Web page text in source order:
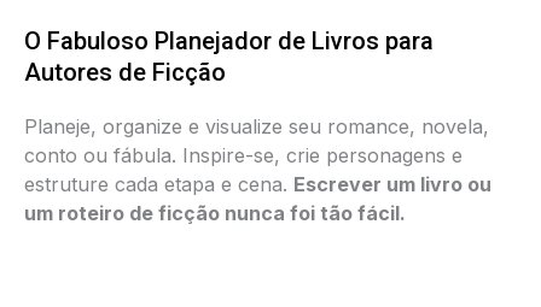
O Fabuloso Planejador de Livros para
Autores de Ficção
Planeje, organize e visualize seu romance, novela,
conto ou fábula. Inspire-se, crie personagens e
estruture cada etapa e cena. Escrever um livro ou
um roteiro de ficção nunca foi tão fácil.